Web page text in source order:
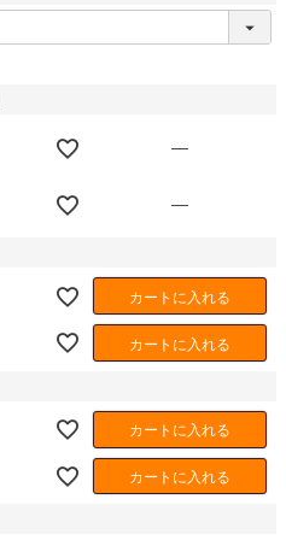
—
—
カートに入れる
カートに入れる
カートに入れる
カートに入れる